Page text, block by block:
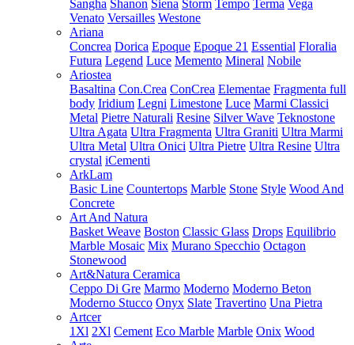
Sangha Shanon Siena Storm Tempo Terma Vega
Venato Versailles Westone
Ariana
Concrea Dorica Epoque Epoque 21 Essential Floralia
Futura Legend Luce Memento Mineral Nobile
Ariostea
Basaltina Con.Crea ConCrea Elementae Fragmenta full
body Iridium Legni Limestone Luce Marmi Classici
Metal Pietre Naturali Resine Silver Wave Teknostone
Ultra Agata Ultra Fragmenta Ultra Graniti Ultra Marmi
Ultra Metal Ultra Onici Ultra Pietre Ultra Resine Ultra
crystal iCementi
ArkLam
Basic Line Countertops Marble Stone Style Wood And
Concrete
Art And Natura
Basket Weave Boston Classic Glass Drops Equilibrio
Marble Mosaic Mix Murano Specchio Octagon
Stonewood
Art&Natura Ceramica
Ceppo Di Gre Marmo Moderno Moderno Beton
Moderno Stucco Onyx Slate Travertino Una Pietra
Artcer
1Xl 2Xl Cement Eco Marble Marble Onix Wood